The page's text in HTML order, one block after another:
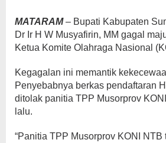
MATARAM– Bupati Kabupaten
Dr Ir H W Musyafirin, MM gagal
Ketua Komite Olahraga Nasional
Kegagalan ini memantik
Penyebabnya berkas pendaftaran
ditolak panitia TPP Musorprov
lalu.
“Panitia TPP Musorprov KONI NTB